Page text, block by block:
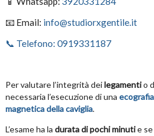
📧 Email: info@studiorxgentile.it
📞 Telefono: 0919331187
Per valutare l’integrità deilegamentio
necessaria l’esecuzione di una
magnetica della caviglia.
L’esame ha la durata di pochi minutie se